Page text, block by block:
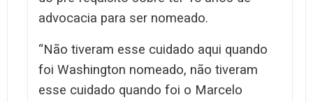
advocacia para ser nomeado.
“Não tiveram esse cuidado aqui quando
foi Washington nomeado, não tiveram
esse cuidado quando foi o Marcelo